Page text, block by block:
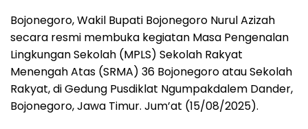
Bojonegoro, Wakil Bupati Bojonegoro Nurul Azizah
secara resmi membuka kegiatan Masa Pengenalan
Lingkungan Sekolah (MPLS) Sekolah Rakyat
Menengah Atas (SRMA) 36 Bojonegoro atau Sekolah
Rakyat, di Gedung Pusdiklat Ngumpakdalem Dander,
Bojonegoro, Jawa Timur. Jum’at (15/08/2025).